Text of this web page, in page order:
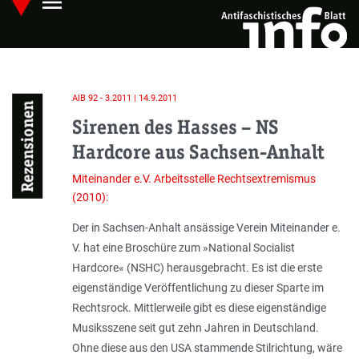
Skip
main
Hauptmenü öffnen
Rezensionen
AIB 92 - 3.2011 | 14.9.2011
Sirenen des Hasses – NS
Hardcore aus Sachsen-Anhalt
Miteinander e.V. Arbeitsstelle Rechtsextremismus
(2010):
Der in Sachsen-Anhalt ansässige Verein Miteinander e.
V. hat eine Broschüre zum »National Socialist
Hardcore« (NSHC) herausgebracht. Es ist die erste
eigenständige Veröffentlichung zu dieser Sparte im
Rechtsrock. Mittlerweile gibt es diese eigenständige
Musiksszene seit gut zehn Jahren in Deutschland.
Ohne diese aus den USA stammende Stilrichtung, wäre